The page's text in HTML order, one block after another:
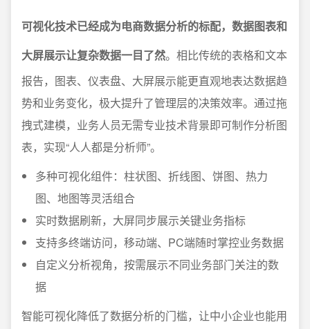
可视化技术已经成为电商数据分析的标配，数据图表和
大屏展示让复杂数据一目了然。相比传统的表格和文本
报告，图表、仪表盘、大屏展示能更直观地表达数据趋
势和业务变化，极大提升了管理层的决策效率。通过拖
拽式建模，业务人员无需专业技术背景即可制作分析图
表，实现“人人都是分析师”。
多种可视化组件：柱状图、折线图、饼图、热力
图、地图等灵活组合
实时数据刷新，大屏同步展示关键业务指标
支持多终端访问，移动端、PC端随时掌控业务数据
自定义分析视角，按需展示不同业务部门关注的数
据
智能可视化降低了数据分析的门槛，让中小企业也能用